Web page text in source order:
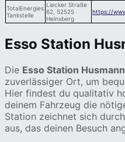
TotalEnergies
Tankstelle
Liecker Straße
62, 52525
Heinsberg
https://
Esso Station
Die Esso Station Husmann
zuverlässiger Ort, um
Hier findest du qualitativ
deinem Fahrzeug die
Station zeichnet sich
aus, das deinen Besuch